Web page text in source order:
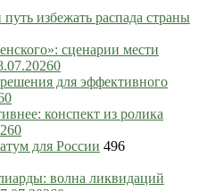
избежать распада страны
сценарии мести
0
для эффективного
0
конспект из ролика
0
для России 496
волна ликвидаций